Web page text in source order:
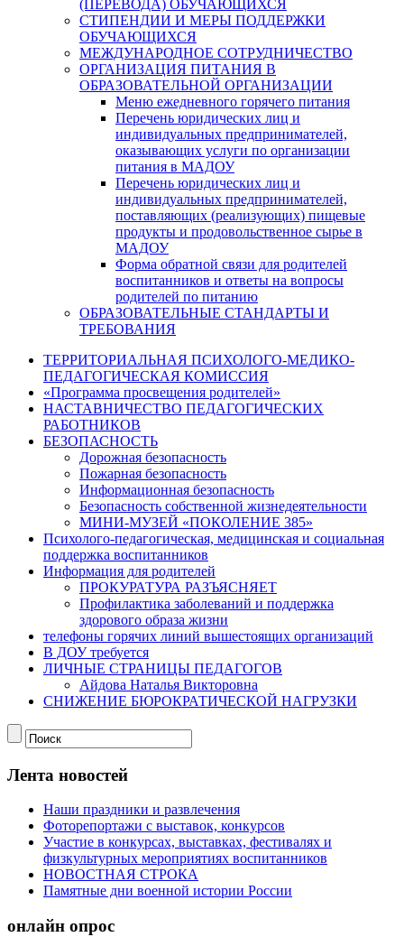
(ПЕРЕВОДА) ОБУЧАЮЩИХСЯ
СТИПЕНДИИ И МЕРЫ ПОДДЕРЖКИ
ОБУЧАЮЩИХСЯ
МЕЖДУНАРОДНОЕ СОТРУДНИЧЕСТВО
ОРГАНИЗАЦИЯ ПИТАНИЯ В
ОБРАЗОВАТЕЛЬНОЙ ОРГАНИЗАЦИИ
Меню ежедневного горячего питания
Перечень юридических лиц и
индивидуальных предпринимателей,
оказывающих услуги по организации
питания в МАДОУ
Перечень юридических лиц и
индивидуальных предпринимателей,
поставляющих (реализующих) пищевые
продукты и продовольственное сырье в
МАДОУ
Форма обратной связи для родителей
воспитанников и ответы на вопросы
родителей по питанию
ОБРАЗОВАТЕЛЬНЫЕ СТАНДАРТЫ И
ТРЕБОВАНИЯ
ТЕРРИТОРИАЛЬНАЯ ПСИХОЛОГО-МЕДИКО-
ПЕДАГОГИЧЕСКАЯ КОМИССИЯ
«Программа просвещения родителей»
НАСТАВНИЧЕСТВО ПЕДАГОГИЧЕСКИХ
РАБОТНИКОВ
БЕЗОПАСНОСТЬ
Дорожная безопасность
Пожарная безопасность
Информационная безопасность
Безопасность собственной жизнедеятельности
МИНИ-МУЗЕЙ «ПОКОЛЕНИЕ 385»
Психолого-педагогическая, медицинская и социальная
поддержка воспитанников
Информация для родителей
ПРОКУРАТУРА РАЗЪЯСНЯЕТ
Профилактика заболеваний и поддержка
здорового образа жизни
телефоны горячих линий вышестоящих организаций
В ДОУ требуется
ЛИЧНЫЕ СТРАНИЦЫ ПЕДАГОГОВ
Айдова Наталья Викторовна
СНИЖЕНИЕ БЮРОКРАТИЧЕСКОЙ НАГРУЗКИ
Лента новостей
Наши праздники и развлечения
Фоторепортажи с выставок, конкурсов
Участие в конкурсах, выставках, фестивалях и
физкультурных мероприятиях воспитанников
НОВОСТНАЯ СТРОКА
Памятные дни военной истории России
онлайн опрос